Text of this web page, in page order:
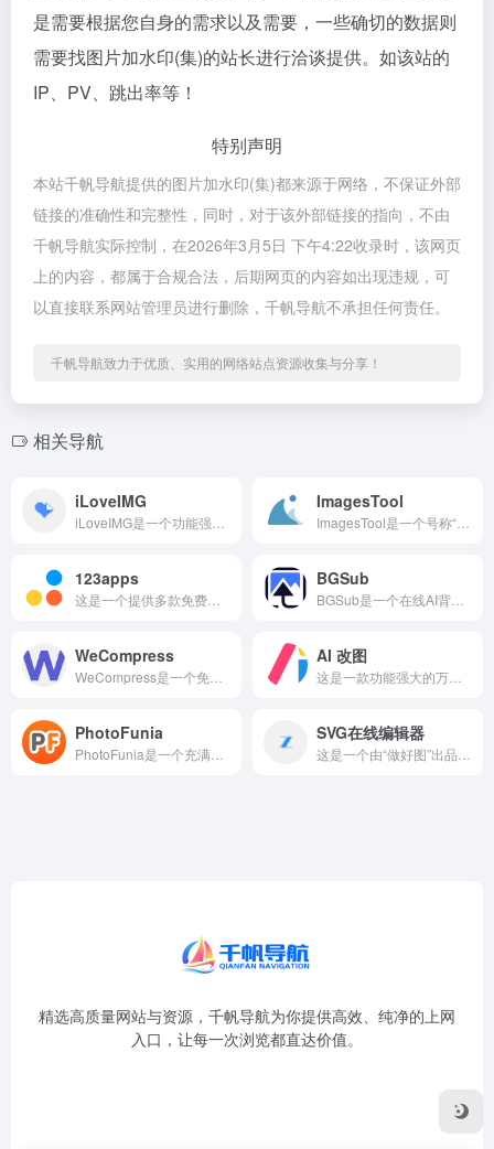
是需要根据您自身的需求以及需要，一些确切的数据则
需要找图片加水印(集)的站长进行洽谈提供。如该站的
IP、PV、跳出率等！
特别声明
本站千帆导航提供的图片加水印(集)都来源于网络，不保证外部
链接的准确性和完整性，同时，对于该外部链接的指向，不由
千帆导航实际控制，在2026年3月5日 下午4:22收录时，该网页
上的内容，都属于合规合法，后期网页的内容如出现违规，可
以直接联系网站管理员进行删除，千帆导航不承担任何责任。
千帆导航致力于优质、实用的网络站点资源收集与分享！
相关导航
iLoveIMG ImagesTool
123apps BGSub
WeCompress AI 改图
PhotoFunia SVG在线编辑器
精选高质量网站与资源，千帆导航为你提供高效、纯净的上网
入口，让每一次浏览都直达价值。